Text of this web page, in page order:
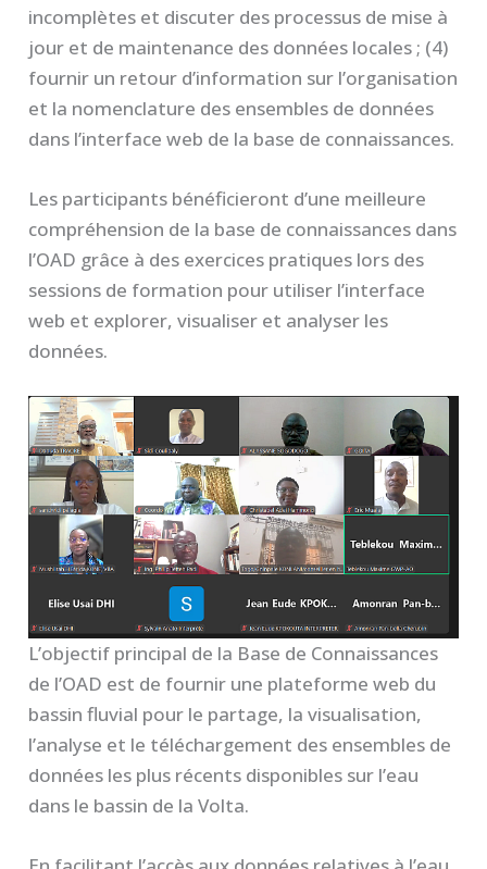
incomplètes et discuter des processus de mise à
jour et de maintenance des données locales ; (4)
fournir un retour d’information sur l’organisation
et la nomenclature des ensembles de données
dans l’interface web de la base de connaissances.
Les participants bénéficieront d’une meilleure
compréhension de la base de connaissances dans
l’OAD grâce à des exercices pratiques lors des
sessions de formation pour utiliser l’interface
web et explorer, visualiser et analyser les
données.
L’objectif principal de la Base de Connaissances
de l’OAD est de fournir une plateforme web du
bassin fluvial pour le partage, la visualisation,
l’analyse et le téléchargement des ensembles de
données les plus récents disponibles sur l’eau
dans le bassin de la Volta.